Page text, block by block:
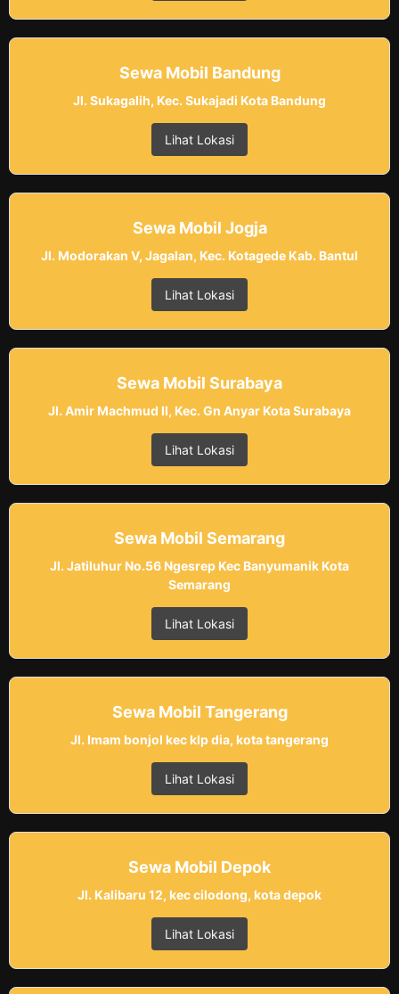
Sewa Mobil Bandung
Jl. Sukagalih, Kec. Sukajadi Kota Bandung
Lihat Lokasi
Sewa Mobil Jogja
Jl. Modorakan V, Jagalan, Kec. Kotagede Kab. Bantul
Lihat Lokasi
Sewa Mobil Surabaya
Jl. Amir Machmud II, Kec. Gn Anyar Kota Surabaya
Lihat Lokasi
Sewa Mobil Semarang
Jl. Jatiluhur No.56 Ngesrep Kec Banyumanik Kota
Semarang
Lihat Lokasi
Sewa Mobil Tangerang
Jl. Imam bonjol kec klp dia, kota tangerang
Lihat Lokasi
Sewa Mobil Depok
Jl. Kalibaru 12, kec cilodong, kota depok
Lihat Lokasi